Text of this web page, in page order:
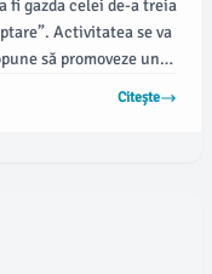
fi gazda celei de-a treia
Activitatea se va
să promoveze un
părinți, prin diverse
Citește